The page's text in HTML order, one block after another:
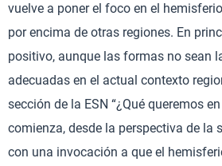
vuelve a poner el foco en el
por encima de otras regiones. En
positivo, aunque las formas no sean
adecuadas en el actual contexto
sección de la ESN “¿Qué queremos
comienza, desde la perspectiva de la
con una invocación a que el